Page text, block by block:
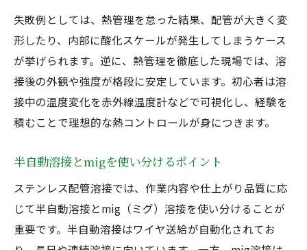
失敗例としては、熱管理を怠った結果、配管が大きく変
形したり、内部に酸化スケールが発生してしまうケース
が挙げられます。逆に、熱管理を徹底した現場では、溶
接後の外観や強度が格段に安定しています。初心者は溶
接中の温度変化を赤外線温度計などで可視化し、経験を
積むことで理想的な熱コントロールが身につきます。
半自動溶接とmigを使い分けるポイント
ステンレス配管溶接では、作業内容や仕上がり品質に応
じて半自動溶接とmig（ミグ）溶接を使い分けることが
重要です。半自動溶接はワイヤ送給が自動化されてお